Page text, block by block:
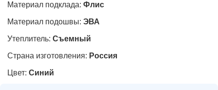
Материал подклада: Флис
Материал подошвы: ЭВА
Утеплитель: Съемный
Страна изготовления: Россия
Цвет: Синий